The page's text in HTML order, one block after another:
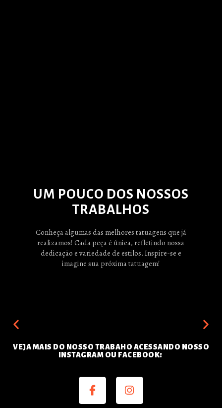
UM POUCO DOS NOSSOS
TRABALHOS
Conheça algumas das melhores tatuagens que já
realizamos! Cada peça é única, refletindo nossa
dedicação e variedade de estilos. Inspire-se e
imagine sua próxima tatuagem!
VEJA MAIS DO NOSSO TRABAHO ACESSANDO NOSSO
INSTAGRAM OU FACEBOOK!